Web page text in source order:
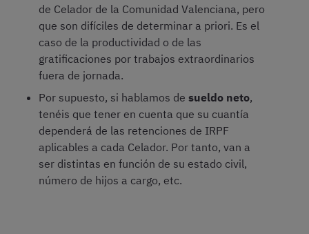
de Celador de la Comunidad Valenciana, pero
que son difíciles de determinar a priori. Es el
caso de la productividad o de las
gratificaciones por trabajos extraordinarios
fuera de jornada.
Por supuesto, si hablamos de sueldo neto,
tenéis que tener en cuenta que su cuantía
dependerá de las retenciones de IRPF
aplicables a cada Celador. Por tanto, van a
ser distintas en función de su estado civil,
número de hijos a cargo, etc.